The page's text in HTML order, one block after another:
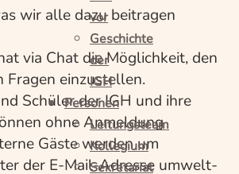
vor
Geschichte
der
IGH
Personen
Leitungsteam
Kollegium
Sekretariat
wir alle dazu beitragen
via Chat die Möglichkeit, den
Fragen einzustellen.
Schüler der IGH und ihre
ohne Anmeldung
Gäste werden um
der E-Mail-Adresse umwelt-